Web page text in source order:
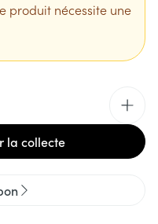
produit nécessite une
la collecte